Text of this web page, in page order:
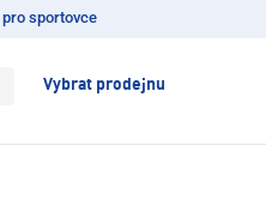
pro sportovce
Vybrat prodejnu